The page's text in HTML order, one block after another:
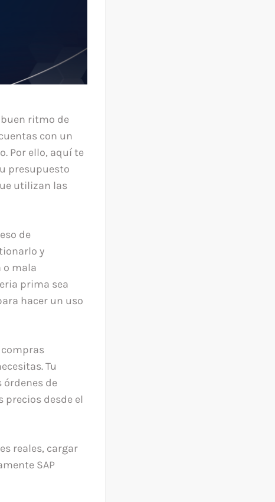
ritmo de
con un
Por ello, aquí te
presupuesto
utilizan las
de
y
o mala
prima sea
hacer un uso
Tu
órdenes de
desde el
reales, cargar
SAP